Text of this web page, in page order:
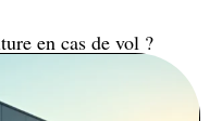
en cas de vol ?